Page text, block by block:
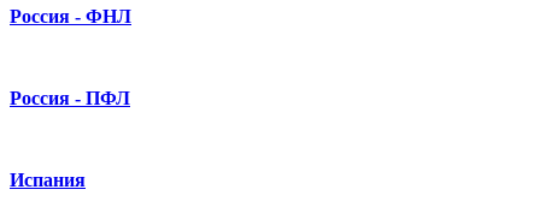
Россия - ФНЛ
Россия - ПФЛ
Испания